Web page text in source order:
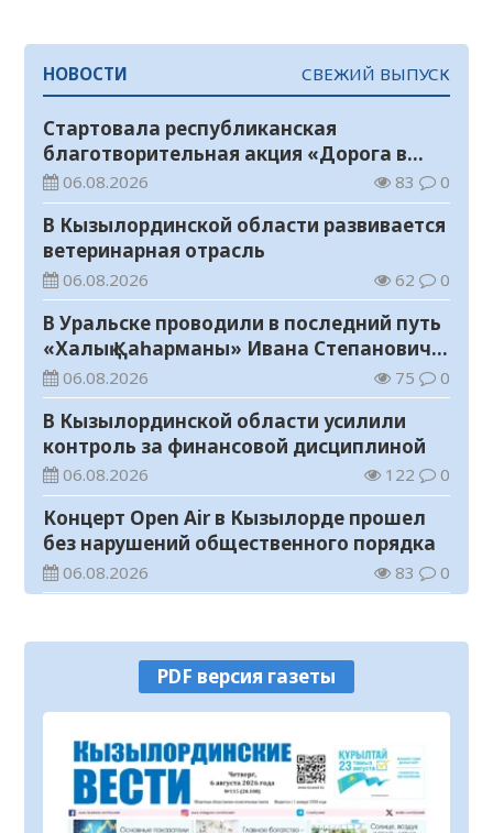
НОВОСТИ СВЕЖИЙ ВЫПУСК
Стартовала республиканская
благотворительная акция «Дорога в
школу»
06.08.2026 83 0
В Кызылординской области развивается
ветеринарная отрасль
06.08.2026 62 0
В Уральске проводили в последний путь
«Халық Қаһарманы» Ивана Степановича
Гапича
06.08.2026 75 0
В Кызылординской области усилили
контроль за финансовой дисциплиной
06.08.2026 122 0
Концерт Open Air в Кызылорде прошел
без нарушений общественного порядка
06.08.2026 83 0
конкурс видеороликов о семейных
ценностях и Конституции
06.08.2026
Соблюдение правил пожарной
безопасности – обязанность каждого
гражданина
06.08.2026 43
Состоялось заседание республиканской
PDF версия газеты